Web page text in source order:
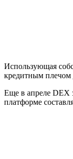
Использующая
кредитным плечом
Еще в апреле DEX
платформе